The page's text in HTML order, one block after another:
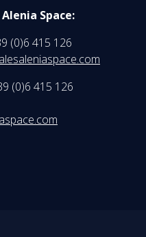
Space:
415 126
415 126